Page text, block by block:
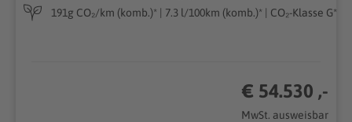
191g CO₂/km (komb.)* | 7.3 l/100km (komb.)* | CO₂-Klasse G*
€ 54.530 ,-
MwSt. ausweisbar